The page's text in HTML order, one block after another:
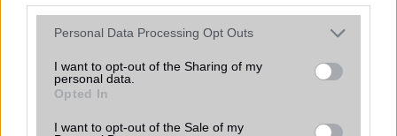
Please note that this website/app uses one or more Google
not limited to your visit or usage behaviour. You may click to
grant or deny consent to Google and its third-party tags to
use your data for below specified purposes in below Google
consent section.
Personal Data Processing Opt Outs
I want to opt-out of the Sharing of my
personal data.
Opted In
I want to opt-out of the Sale of my
Október 22-én érkezik a Nokia phablete és táblagépe?
iPod Shuffle NFC-vel: ebbõl lesz a Nokia újdonsága
Nokia Lumia 2520: az első finn Windows tablet
2K kijelzővel jöhet a Nokia Lumia 1820 és Lumia 1525